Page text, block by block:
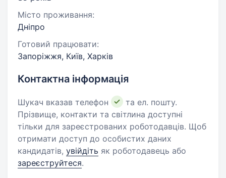
Місто проживання:
Дніпро
Готовий працювати:
Запоріжжя, Київ, Харків
Контактна інформація
Шукач вказав телефон
та ел. пошту.
Прізвище, контакти та світлина доступні
тільки для зареєстрованих роботодавців. Щоб
отримати доступ до особистих даних
кандидатів, увійдіть як роботодавець або
зареєструйтеся.